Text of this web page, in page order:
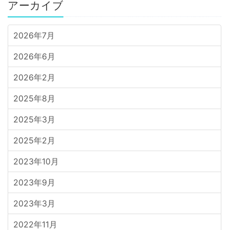
アーカイブ
2026年7月
2026年6月
2026年2月
2025年8月
2025年3月
2025年2月
2023年10月
2023年9月
2023年3月
2022年11月